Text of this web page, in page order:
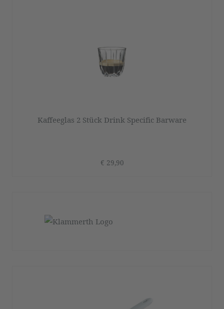
Kaffeeglas 2 Stück Drink Specific Barware
€ 29,90